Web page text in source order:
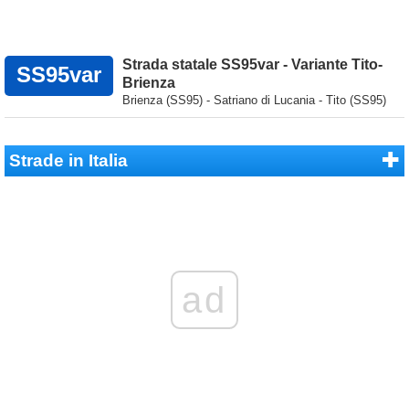
SS95var
Strada statale SS95var - Variante Tito-
Brienza
Brienza (SS95) - Satriano di Lucania - Tito (SS95)
Strade in Italia
ad